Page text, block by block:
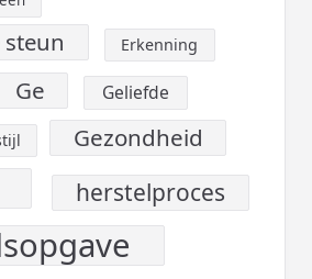
steun Erkenning
Ge Geliefde
Gezondheid
herstelproces